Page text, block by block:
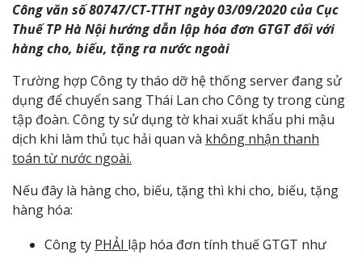
Công văn số 80747/CT-TTHT ngày 03/09/2020 của Cục
Thuế TP Hà Nội hướng dẫn lập hóa đơn GTGT đối với
hàng cho, biếu, tặng ra nước ngoài
Trường hợp Công ty tháo dỡ hệ thống server đang sử
dụng để chuyển sang Thái Lan cho Công ty trong cùng
tập đoàn. Công ty sử dụng tờ khai xuất khẩu phi mậu
dịch khi làm thủ tục hải quan và không nhận thanh
toán từ nước ngoài.
Nếu đây là hàng cho, biếu, tặng thì khi cho, biếu, tặng
hàng hóa:
Công ty PHẢI lập hóa đơn tính thuế GTGT như